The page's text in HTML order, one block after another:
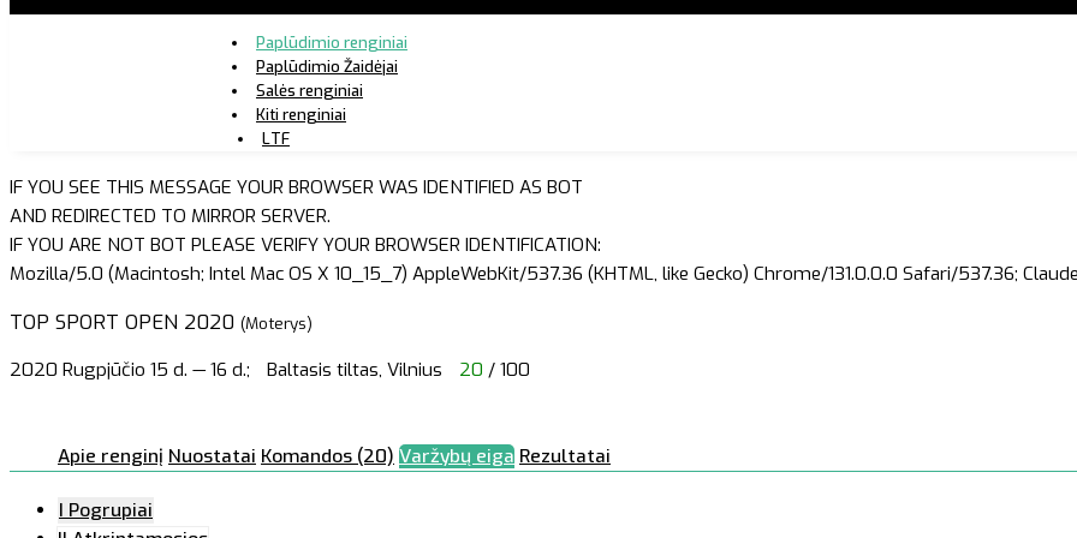
Paplūdimio renginiai
Paplūdimio Žaidėjai
Salės renginiai
Kiti renginiai
LTF
IF YOU SEE THIS MESSAGE YOUR BROWSER WAS IDENTIFIED AS BOT
AND REDIRECTED TO MIRROR SERVER.
IF YOU ARE NOT BOT PLEASE VERIFY YOUR BROWSER IDENTIFICATION:
Mozilla/5.0 (Macintosh; Intel Mac OS X 10_15_7) AppleWebKit/537.36 (KHTML, like Gecko) Chrome/131.0.0.0 Safari/537.36;
TOP SPORT OPEN 2020 (Moterys)
2020 Rugpjūčio 15 d. — 16 d.; Baltasis tiltas, Vilnius 20 / 100
Apie renginį Nuostatai Komandos (20) Varžybų eiga Rezultatai
I Pogrupiai